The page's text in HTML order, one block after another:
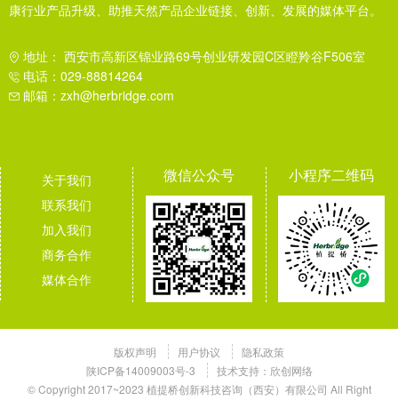
康行业产品升级、助推天然产品企业链接、创新、发展的媒体平台。
地址： 西安市高新区锦业路69号创业研发园C区瞪羚谷F506室
电话：029-88814264
邮箱：zxh@herbridge.com
关于我们
联系我们
加入我们
商务合作
媒体合作
微信公众号 小程序二维码
版权声明 用户协议
隐私政策
陕ICP备14009003号-3
技术支持： 欣创网络
© Copyright 2017~2023 植提桥创新科技咨询（西安）有限公司 All Right